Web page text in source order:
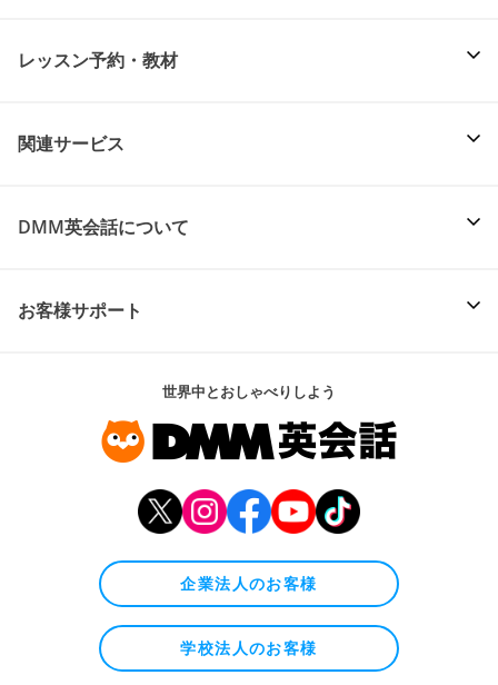
レッスン予約・教材
関連サービス
DMM英会話について
お客様サポート
世界中とおしゃべりしよう
企業法人のお客様
学校法人のお客様